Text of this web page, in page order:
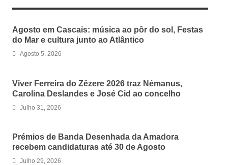
Agosto em Cascais: música ao pôr do sol, Festas
do Mar e cultura junto ao Atlântico
Agosto 5, 2026
Viver Ferreira do Zêzere 2026 traz Némanus,
Carolina Deslandes e José Cid ao concelho
Julho 31, 2026
Prémios de Banda Desenhada da Amadora
recebem candidaturas até 30 de Agosto
Julho 29, 2026